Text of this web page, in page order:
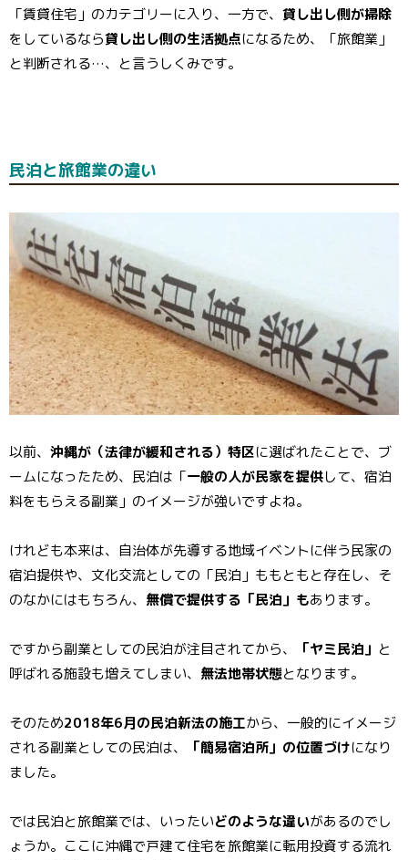
「賃貸住宅」のカテゴリーに入り、一方で、 貸し出し側が掃除
をしているなら貸し出し側の生活拠点になるため、「旅館業」
と判断される…、と言うしくみです。
民泊と旅館業の違い
以前、 沖縄が（法律が緩和される）特区に選ばれたことで、ブ
ームになったため、民泊は「一般の人が民家を提供して、宿泊
料をもらえる副業」のイメージが強いですよね。
けれども本来は、自治体が先導する地域イベントに伴う民家の
宿泊提供や、文化交流としての「民泊」ももともと存在し、そ
のなかにはもちろん、 無償で提供する「民泊」もあります。
ですから副業としての民泊が注目されてから、 「ヤミ民泊」 と
呼ばれる施設も増えてしまい、 無法地帯状態となります。
そのため2018年6月の民泊新法の施工から、一般的にイメージ
される副業としての民泊は、
「簡易宿泊所」の位置づけになり
ました。
では民泊と旅館業では、いったいどのような違いがあるのでし
ょうか。ここに沖縄で戸建て住宅を旅館業に転用投資する流れ